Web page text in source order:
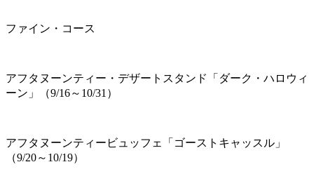
ファイン・コース
アフタヌーンティー・デザートスタンド「ダーク・ハロウィ
ーン」（9/16～10/31）
アフタヌーンティービュッフェ「ゴーストキャッスル」
（9/20～10/19）